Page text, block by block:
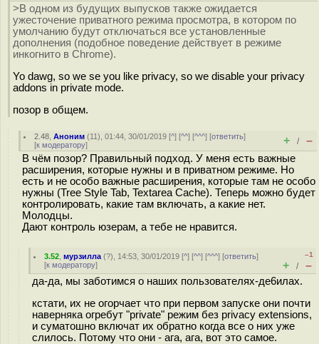
>В одном из будущих выпусков также ожидается
ужесточение приватного режима просмотра, в котором по
умолчанию будут отключаться все установленные
дополнения (подобное поведение действует в режиме
инкогнито в Chrome).
Yo dawg, so we se you like privacy, so we disable your privacy
addons in private mode.
позор в общем.
2.48 ,Аноним (11), 01:44, 30/01/2019 [^] [^^] [^^^] [ответить]
[к модератору] + / –
В чём позор? Правильный подход. У меня есть важные
расширения, которые нужны и в приватном режиме. Но
есть и не особо важные расширения, которые там не особо
нужны (Tree Style Tab, Textarea Cache). Теперь можно будет
контролировать, какие там включать, а какие нет.
Молодцы.
Дают контроль юзерам, а тебе не нравится.
3.52 ,мурзилла (?), 14:53, 30/01/2019 [^] [^^] [^^^] [ответить]
[к модератору]
–1
+ / –
да-да, мы заботимся о наших пользователях-де6илах.
кстати, их не огорчает что при первом запуске они почти
наверняка огребут "private" режим без privacy extensions,
и суматошно включат их обратно когда все о них уже
слилось. Потому что они - ага, ага, вот это самое.